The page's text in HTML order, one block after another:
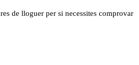
de lloguer per si necessites comprovar